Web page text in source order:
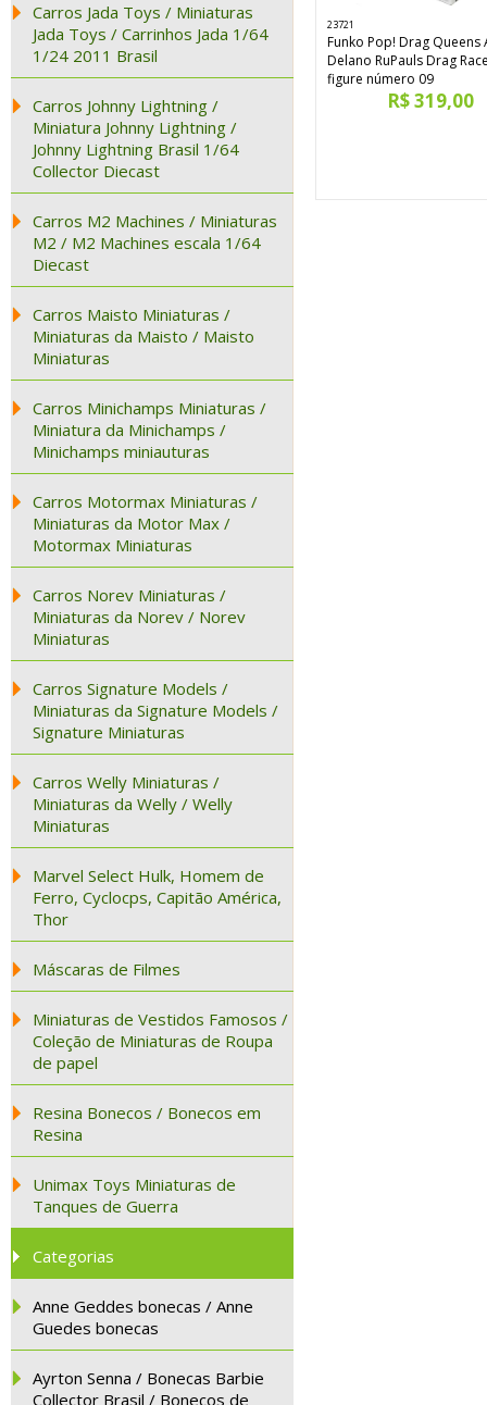
Carros Jada Toys / Miniaturas
Jada Toys / Carrinhos Jada 1/64
1/24 2011 Brasil
Carros Johnny Lightning /
Miniatura Johnny Lightning /
Johnny Lightning Brasil 1/64
Collector Diecast
Carros M2 Machines / Miniaturas
M2 / M2 Machines escala 1/64
Diecast
Carros Maisto Miniaturas /
Miniaturas da Maisto / Maisto
Miniaturas
Carros Minichamps Miniaturas /
Miniatura da Minichamps /
Minichamps miniauturas
Carros Motormax Miniaturas /
Miniaturas da Motor Max /
Motormax Miniaturas
Carros Norev Miniaturas /
Miniaturas da Norev / Norev
Miniaturas
Carros Signature Models /
Miniaturas da Signature Models /
Signature Miniaturas
Carros Welly Miniaturas /
Miniaturas da Welly / Welly
Miniaturas
Marvel Select Hulk, Homem de
Ferro, Cyclocps, Capitão América,
Thor
Máscaras de Filmes
Miniaturas de Vestidos Famosos /
Coleção de Miniaturas de Roupa
de papel
Resina Bonecos / Bonecos em
Resina
Unimax Toys Miniaturas de
Tanques de Guerra
Categorias
Anne Geddes bonecas / Anne
Guedes bonecas
Ayrton Senna / Bonecas Barbie
Collector Brasil / Bonecos de
23721
Funko Pop! Drag Queens
Delano RuPauls Drag
figure número 09
R$ 319,00